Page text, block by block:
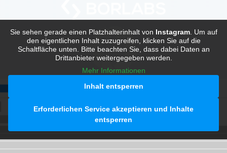
Sie sehen gerade einen Platzhalterinhalt von Instagram. Um auf
den eigentlichen Inhalt zuzugreifen, klicken Sie auf die
Schaltfläche unten. Bitte beachten Sie, dass dabei Daten an
Drittanbieter weitergegeben werden.
Mehr Informationen
Inhalt entsperren
Erforderlichen Service akzeptieren und Inhalte
entsperren